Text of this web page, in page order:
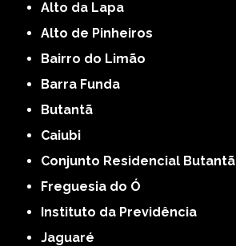
Alto da Lapa
Alto de Pinheiros
Bairro do Limão
Barra Funda
Butantã
Caiubi
Conjunto Residencial Butantã
Freguesia do Ó
Instituto da Previdência
Jaguaré